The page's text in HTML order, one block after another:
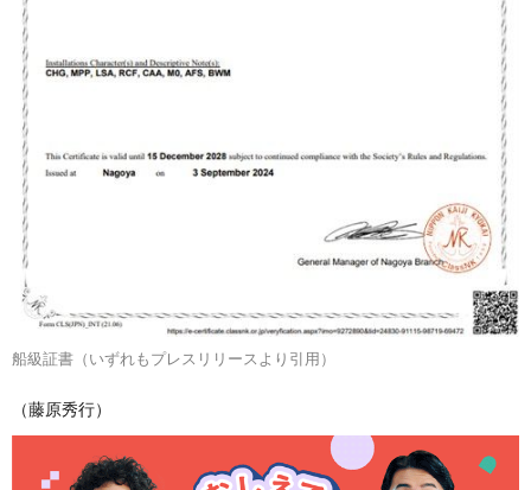
船級証書（いずれもプレスリリースより引用）
（藤原秀行）